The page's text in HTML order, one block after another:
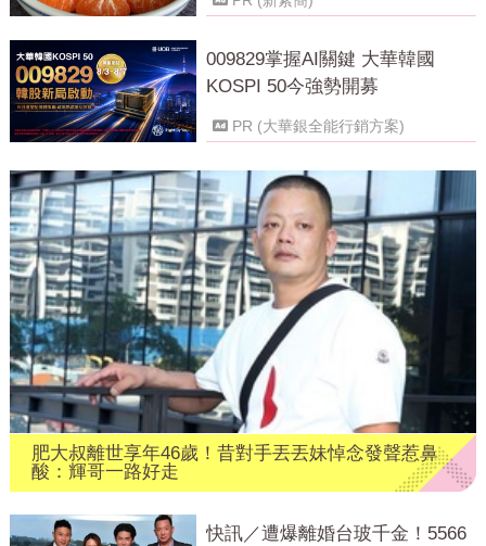
009829掌握AI關鍵 大華韓國
KOSPI 50今強勢開募
PR (大華銀全能行銷方案)
肥大叔離世享年46歲！昔對手丟丟妹悼念發聲惹鼻
酸：輝哥一路好走
快訊／遭爆離婚台玻千金！5566